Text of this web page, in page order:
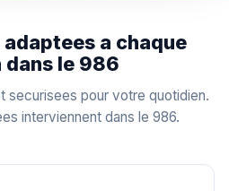
a chaque
dans le 986
securisees pour votre quotidien.
interviennent dans le 986.